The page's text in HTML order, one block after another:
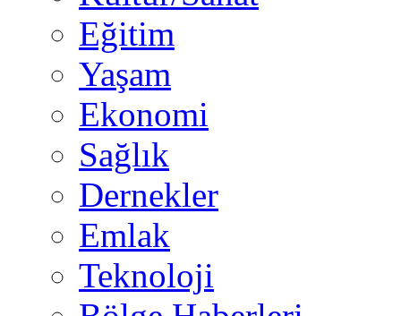
Eğitim
Yaşam
Ekonomi
Sağlık
Dernekler
Emlak
Teknoloji